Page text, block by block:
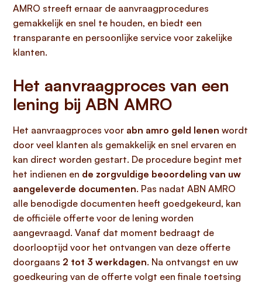
AMRO streeft ernaar de aanvraagprocedures
gemakkelijk en snel te houden, en biedt een
transparante en persoonlijke service voor zakelijke
klanten.
Het aanvraagproces van een
lening bij ABN AMRO
Het aanvraagproces voor abn amro geld lenen wordt
door veel klanten als gemakkelijk en snel ervaren en
kan direct worden gestart. De procedure begint met
het indienen en de zorgvuldige beoordeling van uw
aangeleverde documenten. Pas nadat ABN AMRO
alle benodigde documenten heeft goedgekeurd, kan
de officiële offerte voor de lening worden
aangevraagd. Vanaf dat moment bedraagt de
doorlooptijd voor het ontvangen van deze offerte
doorgaans 2 tot 3 werkdagen. Na ontvangst en uw
goedkeuring van de offerte volgt een finale toetsing